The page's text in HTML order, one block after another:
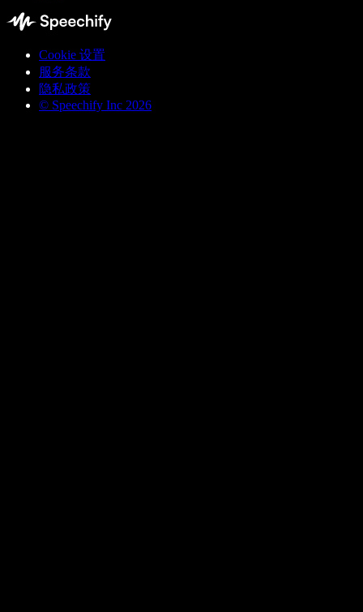
Cookie 设置
服务条款
隐私政策
© Speechify Inc 2026